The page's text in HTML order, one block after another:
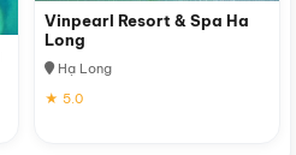
Vinpearl Resort & Spa Ha
Long
Hạ Long
★ 5.0